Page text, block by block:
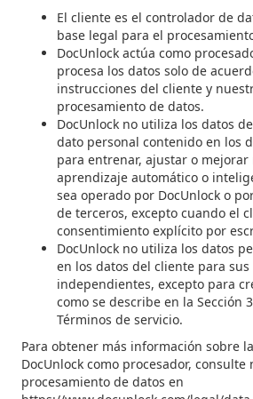
El cliente es el controlador de
base legal para el
DocUnlock actúa como
procesa los datos solo de
instrucciones del cliente y
procesamiento de datos.
DocUnlock no utiliza los datos
dato personal contenido en los
para entrenar, ajustar o
aprendizaje automático o
sea operado por DocUnlock o
de terceros, excepto cuando el
consentimiento explícito por
DocUnlock no utiliza los datos
en los datos del cliente para
independientes, excepto para
como se describe en la Sección
Términos de servicio.
Para obtener más información sobre
DocUnlock como procesador,
procesamiento de datos en